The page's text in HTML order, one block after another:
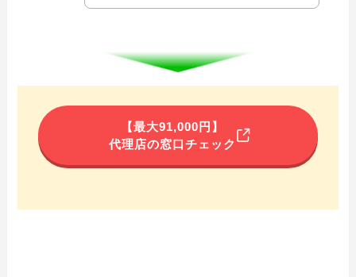
【最大91,000円】
代理店の窓口チェック